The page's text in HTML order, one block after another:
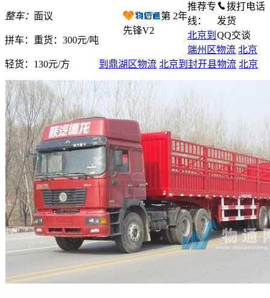
整车： 面议
拼车： 重货：300元/吨
轻货： 130元/方
第 2年
先锋V2
拨打电话
发货
QQ交谈
推荐专
线：
北京到
端州区物流 北京
到鼎湖区物流 北京到封开县物流 北京